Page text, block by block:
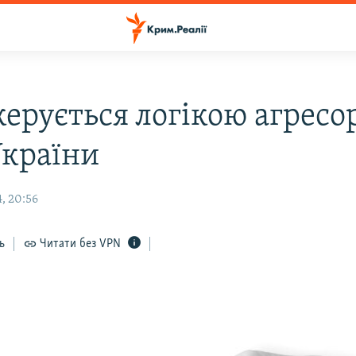
логікою
20:56
Читати без VPN